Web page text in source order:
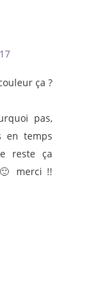
ça ?
pas,
en temps
reste ça
merci !!